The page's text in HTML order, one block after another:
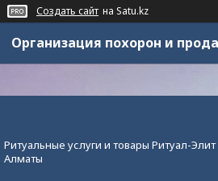
Создать сайт на Satu.kz
Организация похорон и
Ритуальные услуги и товары Ритуал-Элит
Алматы